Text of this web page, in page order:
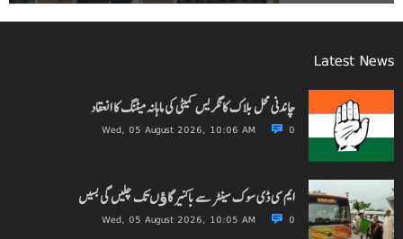
Latest News
چاندنی محل بلاک کانگریس کمیٹی کی ماہانہ میٹنگ کا انعقاد
Wed, 05 August 2026, 10:06 AM 0
ایم سی ڈی سوک سینٹر سے باکنیر گاﺅں تک چلیں گی بسیں
Wed, 05 August 2026, 10:05 AM 0